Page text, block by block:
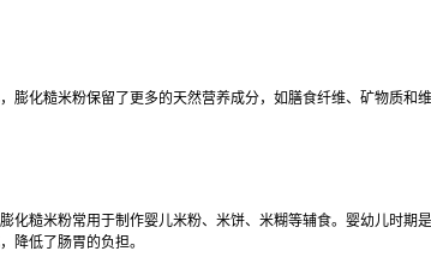
化糙米粉保留了更多的天然营养成分，如膳食纤维、矿物质
糙米粉常用于制作婴儿米粉、米饼、米糊等辅食。婴幼儿时
降低了肠胃的负担。